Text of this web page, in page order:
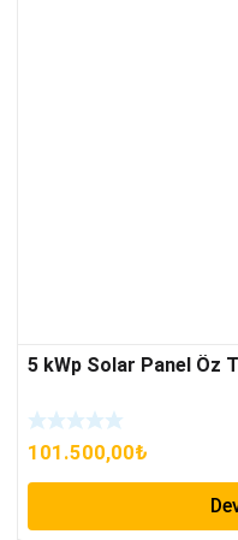
5 kWp Solar Panel Öz
101.500,00₺